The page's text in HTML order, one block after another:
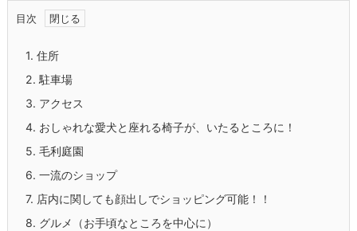
目次
1. 住所
2. 駐車場
3. アクセス
4. おしゃれな愛犬と座れる椅子が、いたるところに！
5. 毛利庭園
6. 一流のショップ
7. 店内に関しても顔出しでショッピング可能！！
8. グルメ（お手頃なところを中心に）